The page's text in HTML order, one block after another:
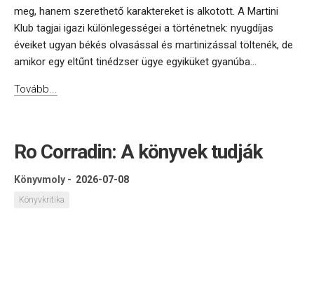
meg, hanem szerethető karaktereket is alkotott. A Martini
Klub tagjai igazi különlegességei a történetnek: nyugdíjas
éveiket ugyan békés olvasással és martinizással töltenék, de
amikor egy eltűnt tinédzser ügye egyiküket gyanúba...
Tovább...
Ro Corradin: A könyvek tudják
Könyvmoly - 2026-07-08
Könyvkritika